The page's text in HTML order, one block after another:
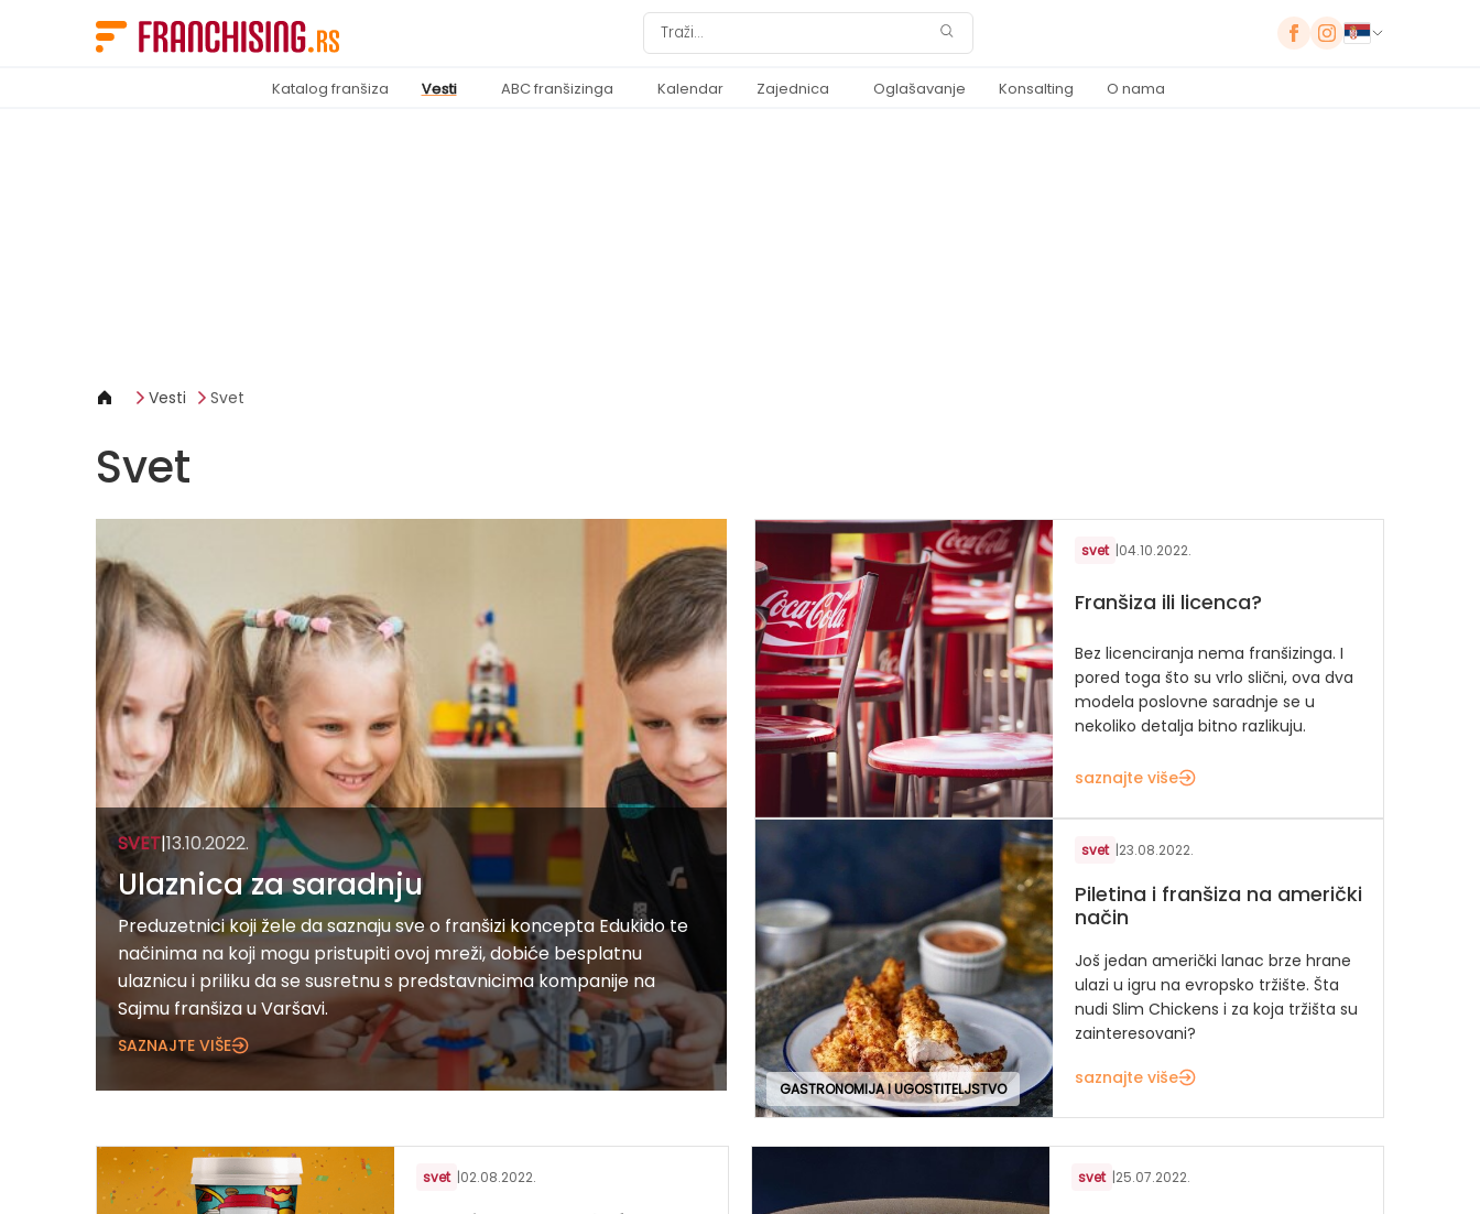
Katalog franšiza Vesti ABC franšizinga Kalendar Zajednica Oglašavanje Konsalting O nama
Vesti Svet
Svet
SVET|13.10.2022.
Ulaznica za saradnju
Preduzetnici koji žele da saznaju sve o franšizi koncepta Edukido te
načinima na koji mogu pristupiti ovoj mreži, dobiće besplatnu
ulaznicu i priliku da se susretnu s predstavnicima kompanije na
Sajmu franšiza u Varšavi.
SAZNAJTE VIŠE
svet |04.10.2022.
Franšiza ili licenca?
Bez licenciranja nema franšizinga. I
pored toga što su vrlo slični, ova dva
modela poslovne saradnje se u
nekoliko detalja bitno razlikuju.
saznajte više
GASTRONOMIJA I UGOSTITELJSTVO
svet |23.08.2022.
Piletina i franšiza na američki
način
Još jedan američki lanac brze hrane
ulazi u igru na evropsko tržište. Šta
nudi Slim Chickens i za koja tržišta su
zainteresovani?
saznajte više
svet |02.08.2022. svet |25.07.2022.